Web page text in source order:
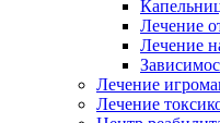
Лечение
Лечение
Лечение
Лечение